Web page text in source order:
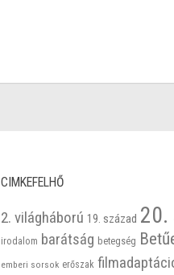
CIMKEFELHŐ
2. világháború 19. század 20.
irodalom barátság betegség
emberi sorsok erőszak